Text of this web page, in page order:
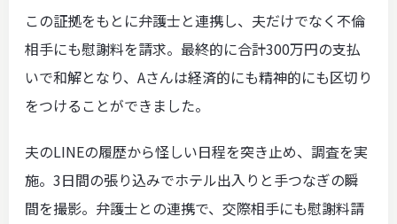
この証拠をもとに弁護士と連携し、夫だけでなく不倫
相手にも慰謝料を請求。最終的に合計300万円の支払
いで和解となり、Aさんは経済的にも精神的にも区切り
をつけることができました。
夫のLINEの履歴から怪しい日程を突き止め、調査を実
施。3日間の張り込みでホテル出入りと手つなぎの瞬
間を撮影。弁護士との連携で、交際相手にも慰謝料請